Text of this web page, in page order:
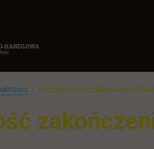
Uroczystość zakończenia